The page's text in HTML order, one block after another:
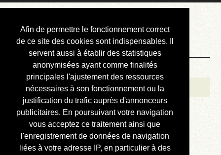
Afin de permettre le fonctionnement correct
de ce site des cookies sont indispensables. Il
servent aussi à établir des statistiques
anonymisées ayant comme finalités
principales l'ajustement des ressources
nécessaires à son fonctionnement ou la
justification du trafic auprès d'annonceurs
publicitaires. En poursuivant votre navigation
vous acceptez ce traitement ainsi que
l'enregistrement de données de navigation
liées à votre adresse IP, en particulier à des
Courbis, « LE »
Blog Officiel
Bienvenue
Réalisations
Divers (et d’été)
Annonces
Liens externes